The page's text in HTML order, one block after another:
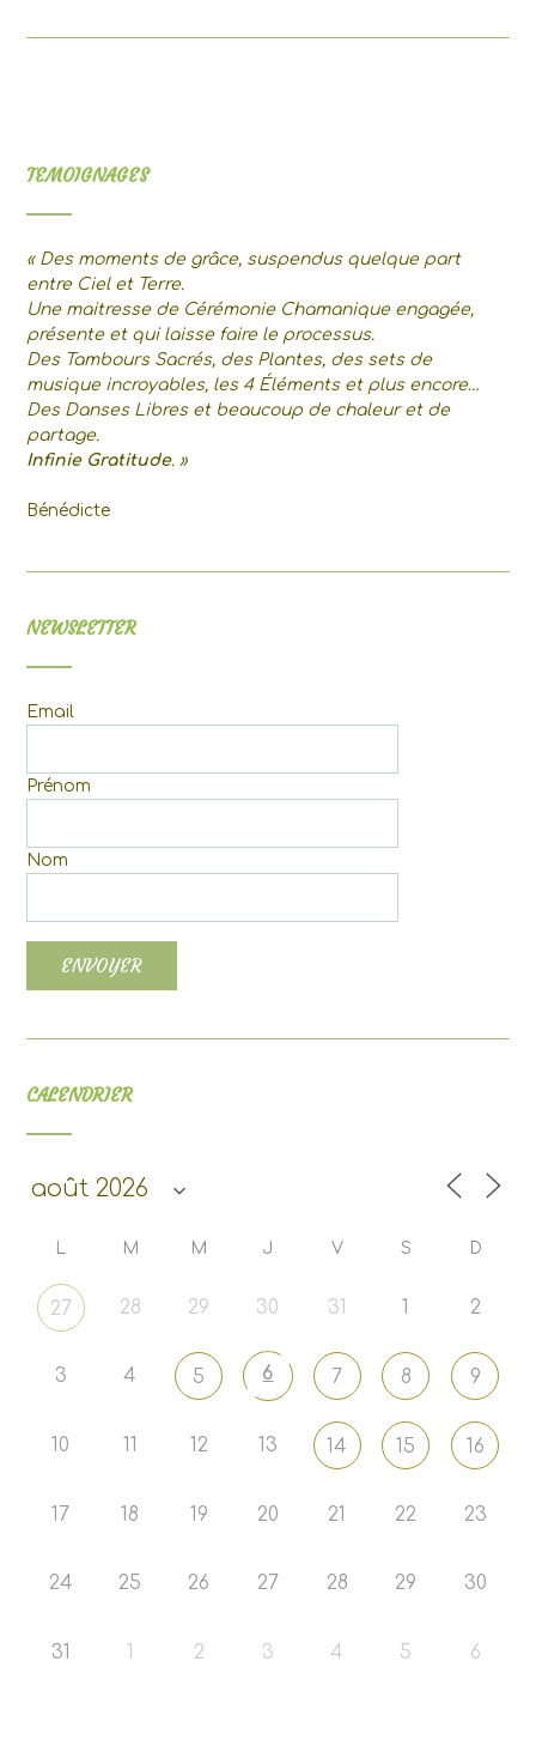
TEMOIGNAGES
« Des moments de grâce, suspendus quelque part
entre Ciel et Terre.
Une maitresse de Cérémonie Chamanique engagée,
présente et qui laisse faire le processus.
Des Tambours Sacrés, des Plantes, des sets de
musique incroyables, les 4 Éléments et plus encore…
Des Danses Libres et beaucoup de chaleur et de
partage.
Infinie Gratitude. »
Bénédicte
NEWSLETTER
Email
Prénom
Nom
CALENDRIER
M M J V S D
27 28 29 30 31 1 2
3 4 5 6 7 8 9
10 11 12 13 14 15 16
17 18 19 20 21 22 23
24 25 26 27 28 29 30
31 1 2 3 4 5 6